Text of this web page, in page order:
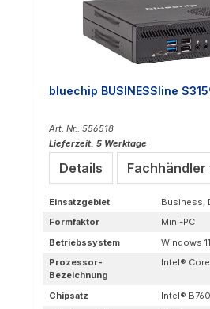
bluechip BUSINESSline
Art. Nr.: 556518
Lieferzeit: 5 Werktage
Details Fachhändler
Einsatzgebiet
Business,
Formfaktor
Mini-PC
Betriebssystem
Windows
Prozessor-
Bezeichnung
Intel®
Chipsatz
Intel® B760